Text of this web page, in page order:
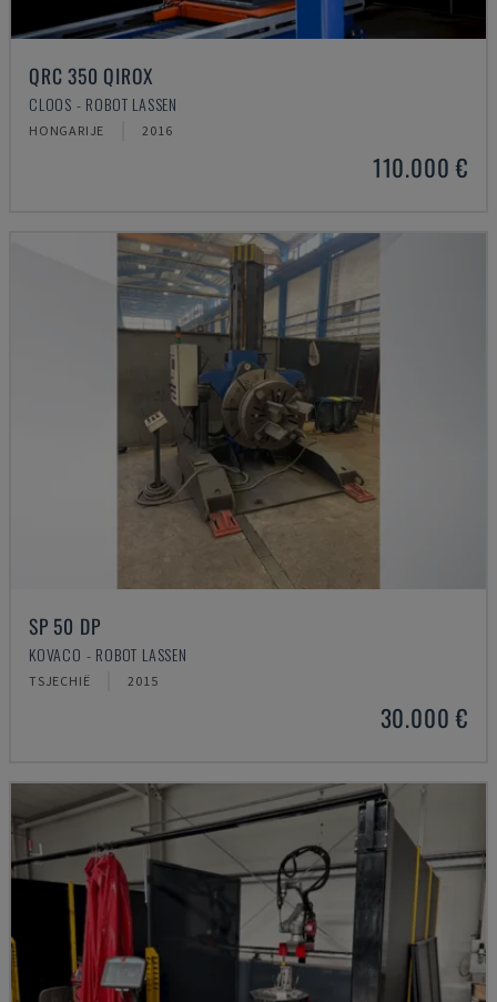
QRC 350 QIROX
CLOOS - ROBOT LASSEN
HONGARIJE 2016
110.000 €
SP 50 DP
KOVACO - ROBOT LASSEN
TSJECHIË 2015
30.000 €